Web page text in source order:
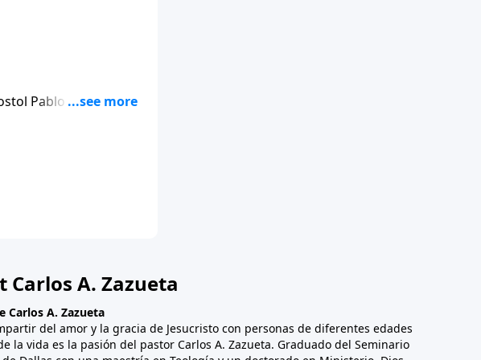
Pablo a los
de toda su carta.
Carlos A. Zazueta
Carlos A. Zazueta
del amor y la gracia de Jesucristo con personas de diferentes edades
la vida es la pasión del pastor Carlos A. Zazueta. Graduado del Seminario